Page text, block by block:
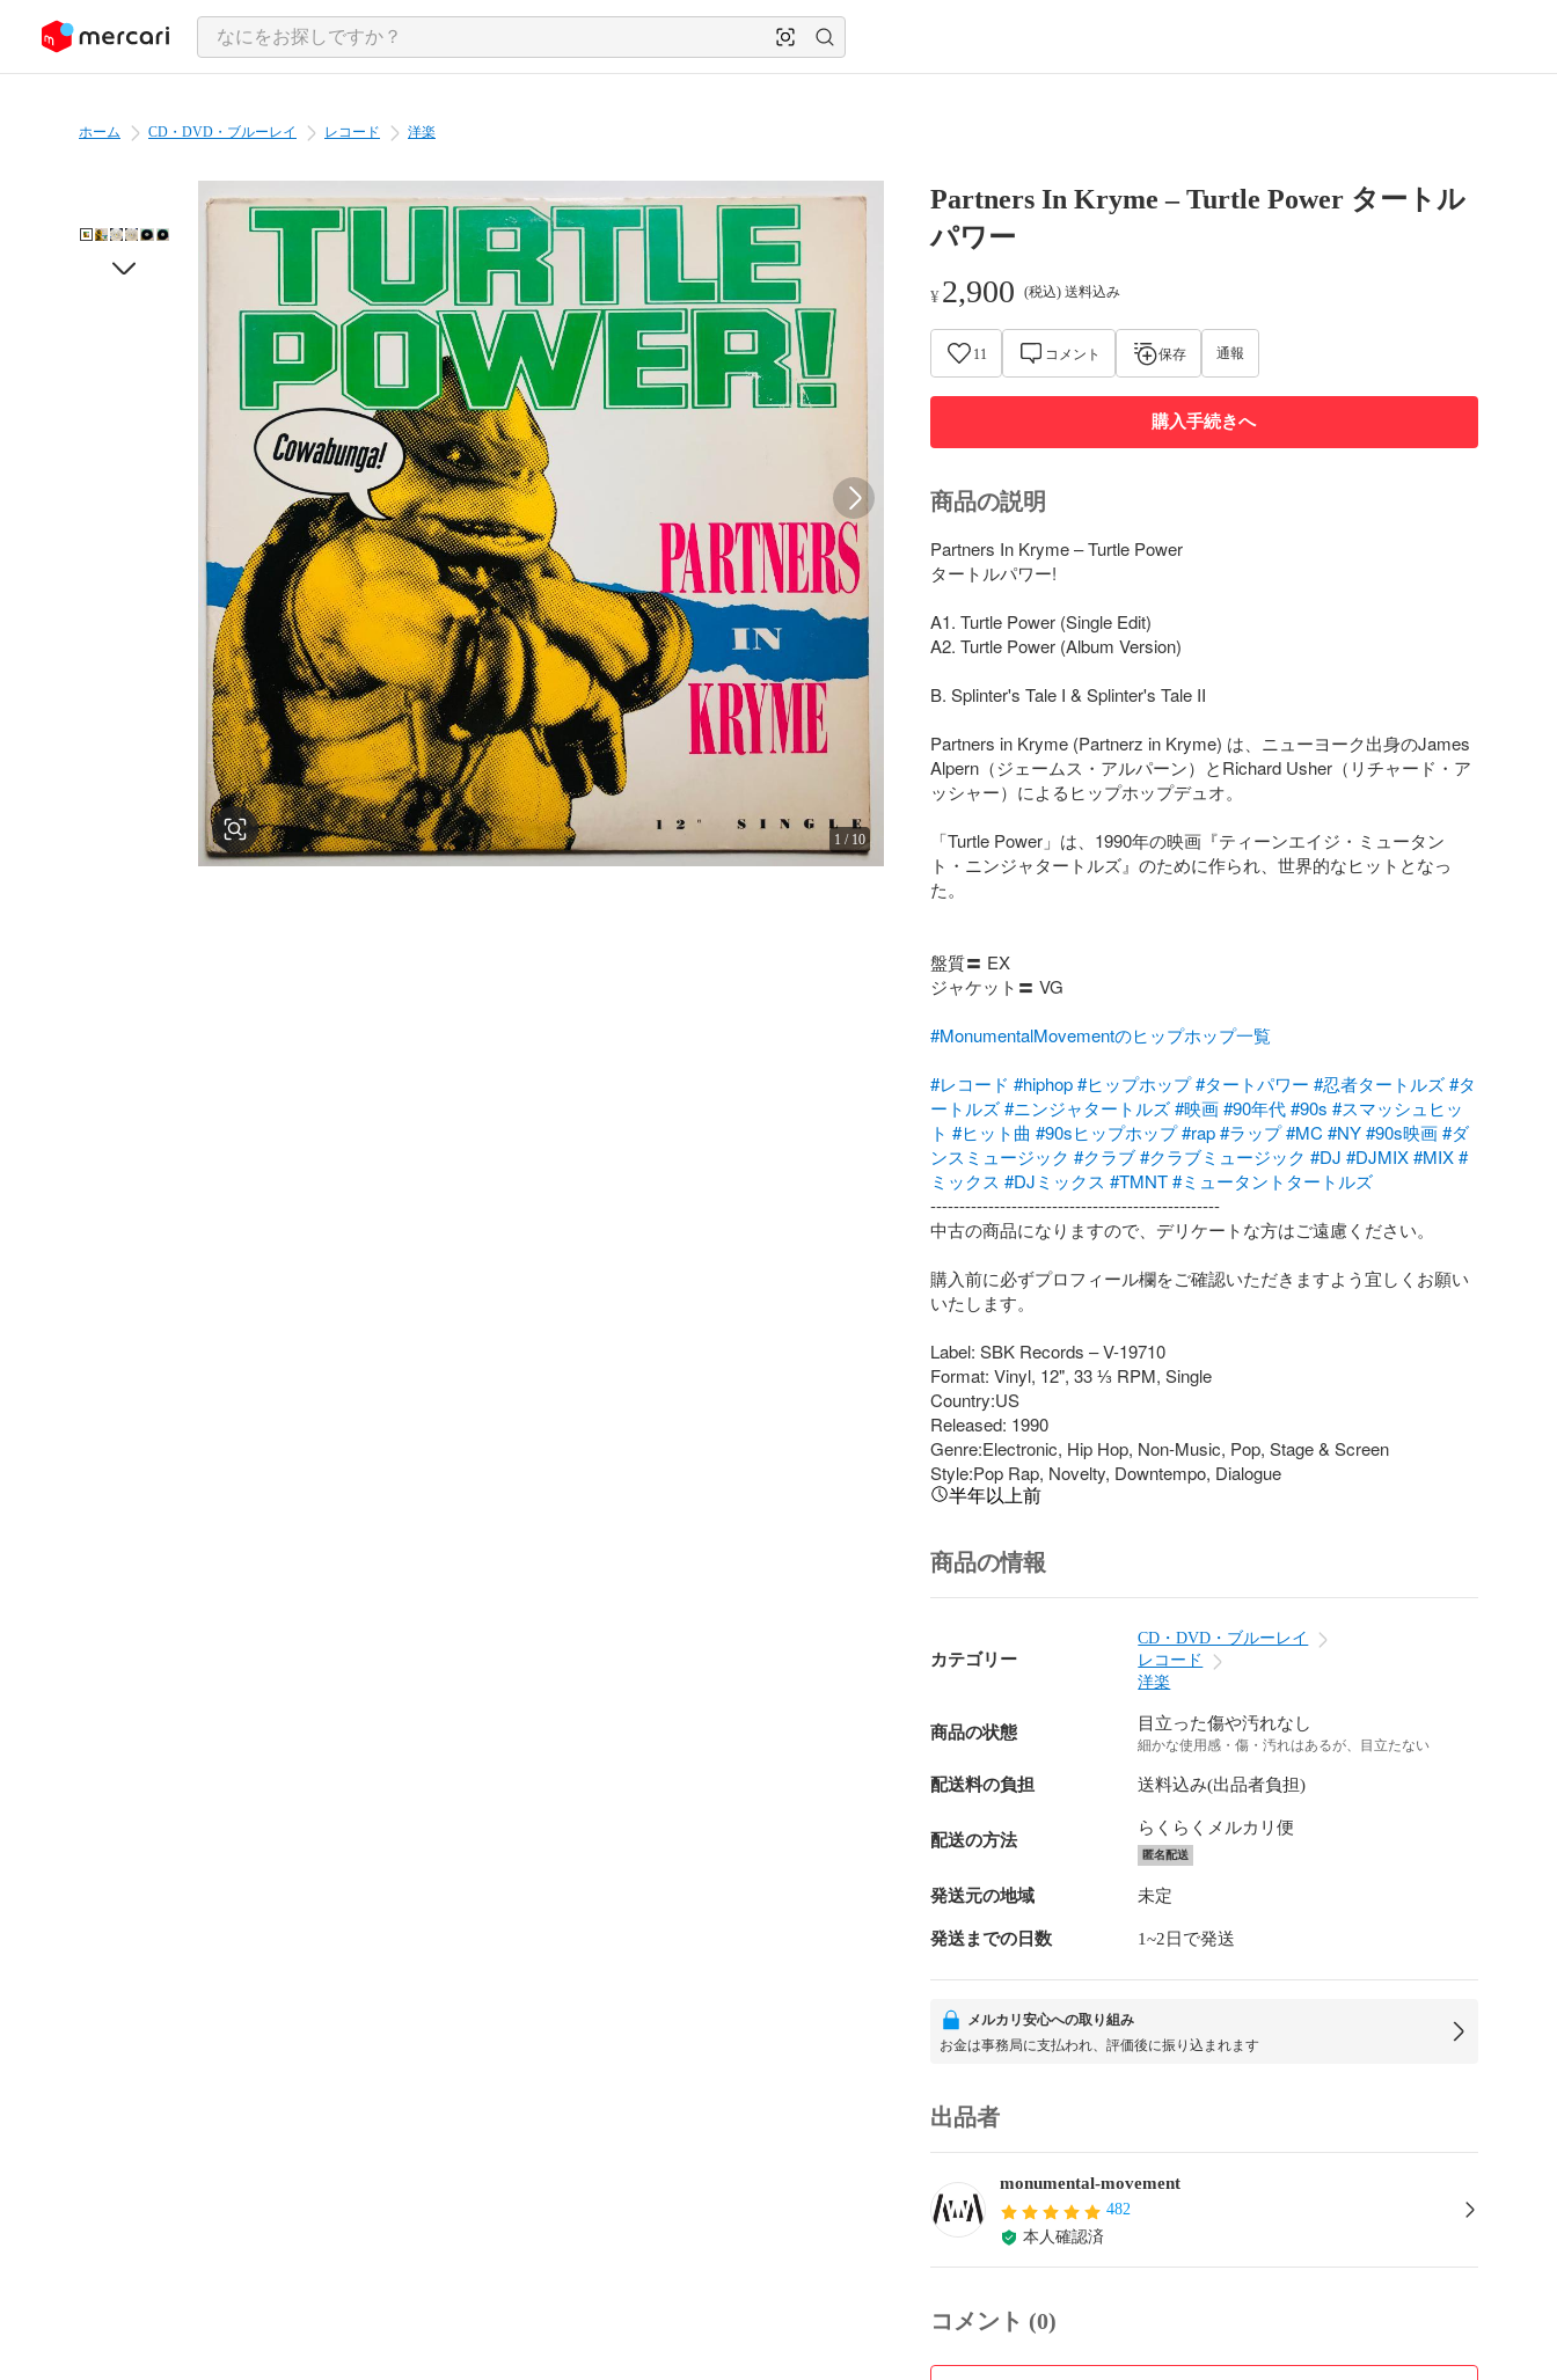
ツにスキップ
ホーム CD・DVD・ブルーレイ レコード 洋楽
1 / 10
Partners In Kryme – Turtle Power タートル
パワー
¥ 2,900 (税込) 送料込み
11 コメント 保存 通報
購入手続きへ
商品の説明
Partners In Kryme – Turtle Power
タートルパワー!
A1. Turtle Power (Single Edit)
A2. Turtle Power (Album Version)
B. Splinter's Tale I & Splinter's Tale II
Partners in Kryme (Partnerz in Kryme) は、ニューヨーク出身のJames
Alpern（ジェームス・アルパーン）とRichard Usher（リチャード・ア
ッシャー）によるヒップホップデュオ。
「Turtle Power」は、1990年の映画『ティーンエイジ・ミュータン
ト・ニンジャタートルズ』のために作られ、世界的なヒットとなっ
た。
盤質〓 EX
ジャケット〓 VG
#MonumentalMovementのヒップホップ一覧
#レコード #hiphop #ヒップホップ #タートパワー #忍者タートルズ #タ
ートルズ #ニンジャタートルズ #映画 #90年代 #90s #スマッシュヒッ
ト #ヒット曲 #90sヒップホップ #rap #ラップ #MC #NY #90s映画 #ダ
ンスミュージック #クラブ #クラブミュージック #DJ #DJMIX #MIX #
ミックス #DJミックス #TMNT #ミュータントタートルズ
--------------------------------------------------
中古の商品になりますので、デリケートな方はご遠慮ください。
購入前に必ずプロフィール欄をご確認いただきますよう宜しくお願い
いたします。
Label: SBK Records – V-19710
Format: Vinyl, 12", 33 ⅓ RPM, Single
Country:US
Released: 1990
Genre:Electronic, Hip Hop, Non-Music, Pop, Stage & Screen
Style:Pop Rap, Novelty, Downtempo, Dialogue
半年以上前
商品の情報
カテゴリー
CD・DVD・ブルーレイ
レコード
洋楽
商品の状態 目立った傷や汚れなし
細かな使用感・傷・汚れはあるが、目立たない
配送料の負担 送料込み(出品者負担)
配送の方法
らくらくメルカリ便
匿名配送
発送元の地域 未定
発送までの日数 1~2日で発送
メルカリ安心への取り組み
お金は事務局に支払われ、評価後に振り込まれます
出品者
monumental-movement
482
本人確認済
コメント (0)